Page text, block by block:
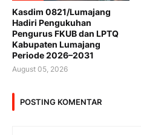
Kasdim 0821/Lumajang
Hadiri Pengukuhan
Pengurus FKUB dan LPTQ
Kabupaten Lumajang
Periode 2026–2031
August 05, 2026
POSTING KOMENTAR